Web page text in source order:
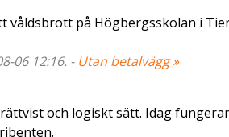
på Högbergsskolan i
06 12:16. - Utan betalvägg »
och logiskt sätt. Idag